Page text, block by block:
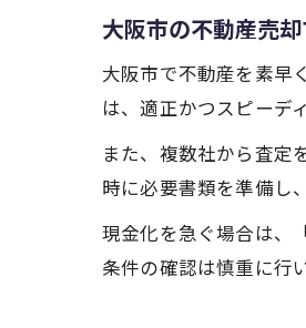
大阪市の不動産売
大阪市で不動産を素早
は、適正かつスピーデ
また、複数社から査定
時に必要書類を準備し
現金化を急ぐ場合は、
条件の確認は慎重に行